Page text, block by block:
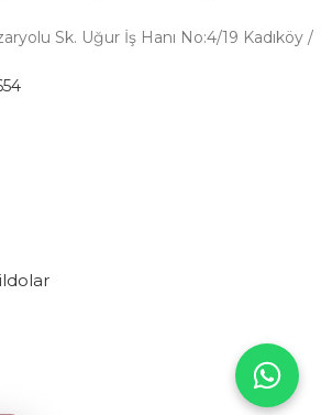
Sk. Uğur İş Hanı No:4/19 Kadıköy /